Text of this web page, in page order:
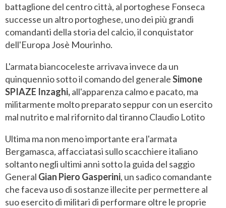
battaglione del centro città, al portoghese Fonseca
successe un altro portoghese, uno dei più grandi
comandanti della storia del calcio, il conquistator
dell'Europa Josè Mourinho.
L'armata biancoceleste arrivava invece da un
quinquennio sotto il comando del generaleSimone
SPIAZE Inzaghi,all'apparenza calmo e pacato, ma
militarmente molto preparato seppur con un esercito
mal nutrito e mal rifornito dal tiranno Claudio Lotito
Ultima ma non meno importante era l'armata
Bergamasca, affacciatasi sullo scacchiere italiano
soltanto negli ultimi anni sotto la guida del saggio
General Gian Piero Gasperini, un sadico comandante
che faceva uso di sostanze illecite per permettere al
suo esercito di militari di performare oltre le proprie